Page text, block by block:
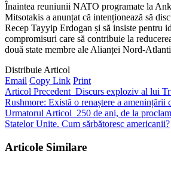
Înaintea reuniunii NATO programate la
Mitsotakis a anunțat că intenționează să
Recep Tayyip Erdogan și să insiste pentru
compromisuri care să contribuie la
două state membre ale Alianței Nord-
Distribuie Articol
Email Copy Link Print
Articol Precedent Discurs exploziv al lui
Rushmore: Există o renaștere a amenințării
Urmatorul Articol 250 de ani, de la
Statelor Unite. Cum sărbătoresc americanii?
Articole Similare